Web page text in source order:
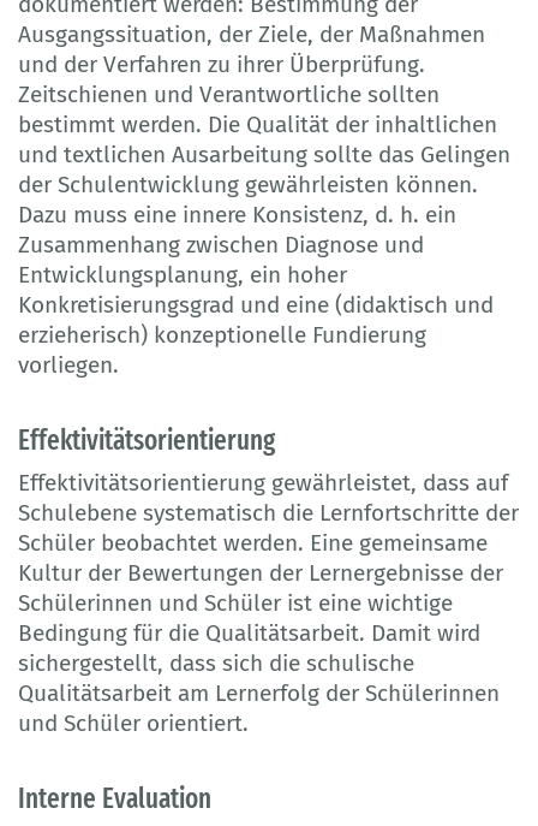
Ausgangssituation, der Ziele, der Maßnahmen
und der Verfahren zu ihrer Überprüfung.
Zeitschienen und Verantwortliche sollten
bestimmt werden. Die Qualität der inhaltlichen
und textlichen Ausarbeitung sollte das Gelingen
der Schulentwicklung gewährleisten können.
Dazu muss eine innere Konsistenz, d. h. ein
Zusammenhang zwischen Diagnose und
Entwicklungsplanung, ein hoher
Konkretisierungsgrad und eine (didaktisch und
erzieherisch) konzeptionelle Fundierung
vorliegen.
Effektivitätsorientierung
Effektivitätsorientierung gewährleistet, dass auf
Schulebene systematisch die Lernfortschritte der
Schüler beobachtet werden. Eine gemeinsame
Kultur der Bewertungen der Lernergebnisse der
Schülerinnen und Schüler ist eine wichtige
Bedingung für die Qualitätsarbeit. Damit wird
sichergestellt, dass sich die schulische
Qualitätsarbeit am Lernerfolg der Schülerinnen
und Schüler orientiert.
Interne Evaluation